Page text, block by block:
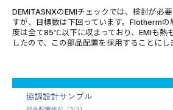
DEMITASNXのEMIチェックでは、検討が必
すが、目標数は下回っています。Flotherm
度は全て85℃以下に収まっており、EMIも熱
したので、この部品配置を採用することにし